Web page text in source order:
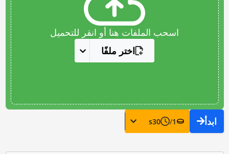
اسحب الملفات هنا أو انقر للتحميل
اختر ملفًا
ابدأ 1
/
30
s